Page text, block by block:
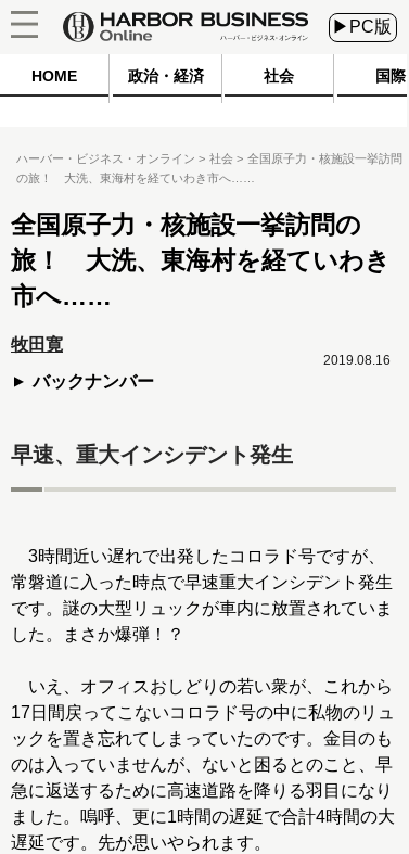
▶PC版
HOME 政治・経済 社会 国際
ハーバー・ビジネス・オンライン 社会
全国原子力・核施設一挙訪問
の旅！ 大洗、東海村を経ていわき市へ……
全国原子力・核施設一挙訪問の
旅！ 大洗、東海村を経ていわき
市へ……
牧田寛
バックナンバー
2019.08.16
早速、重大インシデント発生
3時間近い遅れで出発したコロラド号ですが、
常磐道に入った時点で早速重大インシデント発生
です。謎の大型リュックが車内に放置されていま
した。まさか爆弾！？
いえ、オフィスおしどりの若い衆が、これから
17日間戻ってこないコロラド号の中に私物のリュ
ックを置き忘れてしまっていたのです。金目のも
のは入っていませんが、ないと困るとのこと、早
急に返送するために高速道路を降りる羽目になり
ました。嗚呼、更に1時間の遅延で合計4時間の大
遅延です。先が思いやられます。